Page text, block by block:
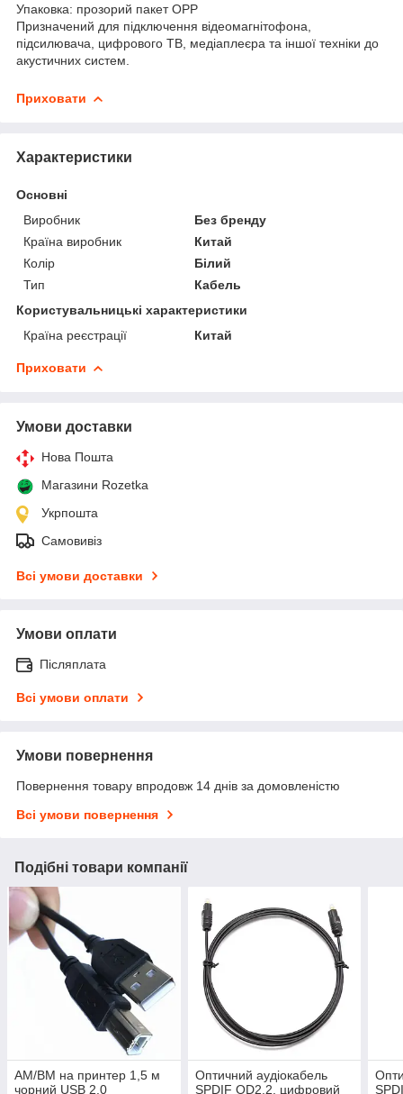
Упаковка: прозорий пакет OPP
Призначений для підключення відеомагнітофона,
підсилювача, цифрового ТВ, медіаплеєра та іншої техніки до
акустичних систем.
Приховати
Характеристики
Основні
Виробник
Без бренду
Країна виробник
Китай
Колір
Білий
Тип
Кабель
Користувальницькі характеристики
Країна реєстрації
Китай
Приховати
Умови доставки
Нова Пошта
Магазини Rozetka
Укрпошта
Самовивіз
Всі умови доставки
Умови оплати
Післяплата
Всі умови оплати
Умови повернення
Повернення товару впродовж 14 днів за домовленістю
Всі умови повернення
Подібні товари компанії
AM/BM на принтер 1,5 м
чорний USB 2.0
Оптичний аудіокабель
SPDIF OD2.2, цифровий